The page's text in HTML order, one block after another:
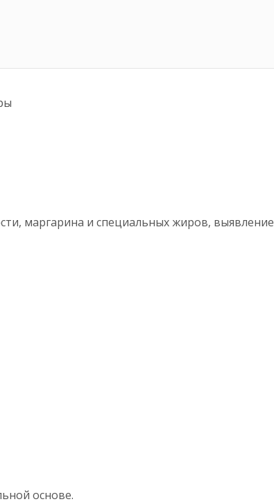
маргарина и специальных жиров, выявление
основе.